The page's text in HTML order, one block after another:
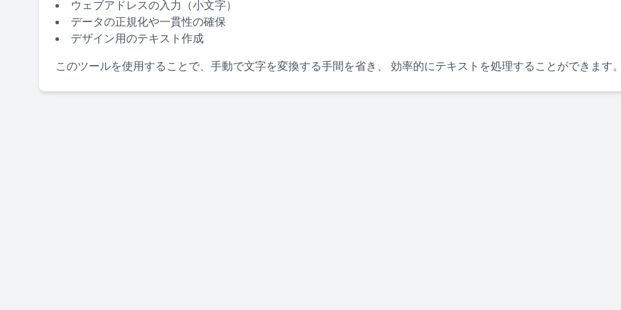
ウェブアドレスの入力（小文字）
データの正規化や一貫性の確保
デザイン用のテキスト作成
このツールを使用することで、手動で文字を変換する手間を省き、 効率的にテキストを処理することができます